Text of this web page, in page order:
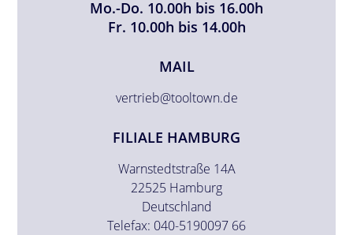
Mo.-Do. 10.00h bis 16.00h
Fr. 10.00h bis 14.00h
MAIL
vertrieb@tooltown.de
FILIALE HAMBURG
Warnstedtstraße 14A
22525 Hamburg
Deutschland
Telefax: 040-5190097 66